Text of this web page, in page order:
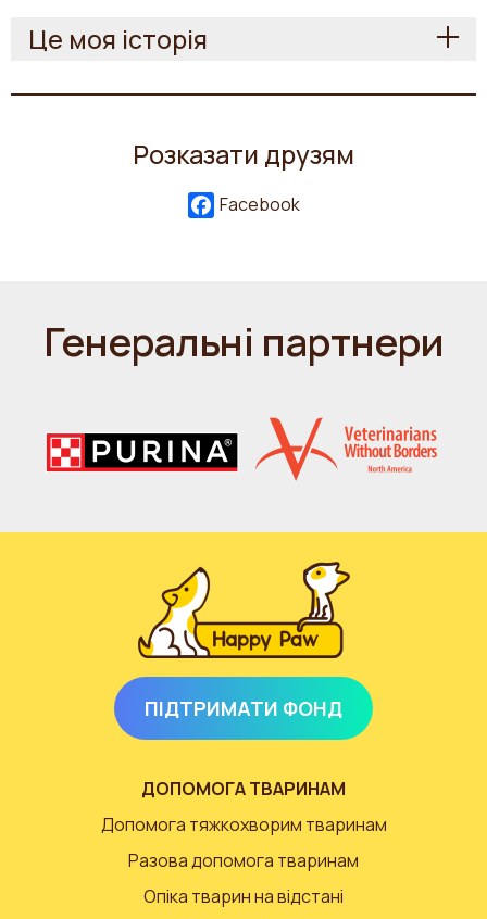
Це моя історія
Розказати друзям
Facebook
Генеральні партнери
ПІДТРИМАТИ ФОНД
ДОПОМОГА ТВАРИНАМ
Допомога тяжкохворим тваринам
Разова допомога тваринам
Опіка тварин на відстані